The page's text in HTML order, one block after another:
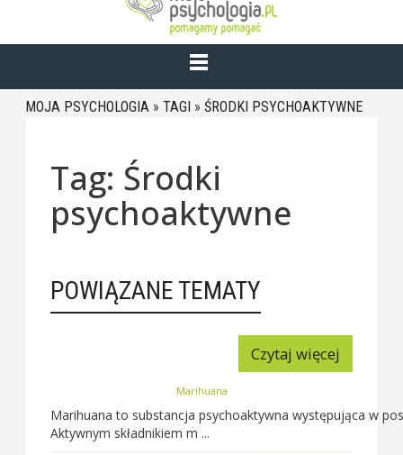
MOJA PSYCHOLOGIA » TAGI » ŚRODKI PSYCHOAKTYWNE
Tag: Środki
psychoaktywne
POWIĄZANE TEMATY
Czytaj więcej
Marihuana
Marihuana to substancja psychoaktywna występująca w
Aktywnym składnikiem m ...